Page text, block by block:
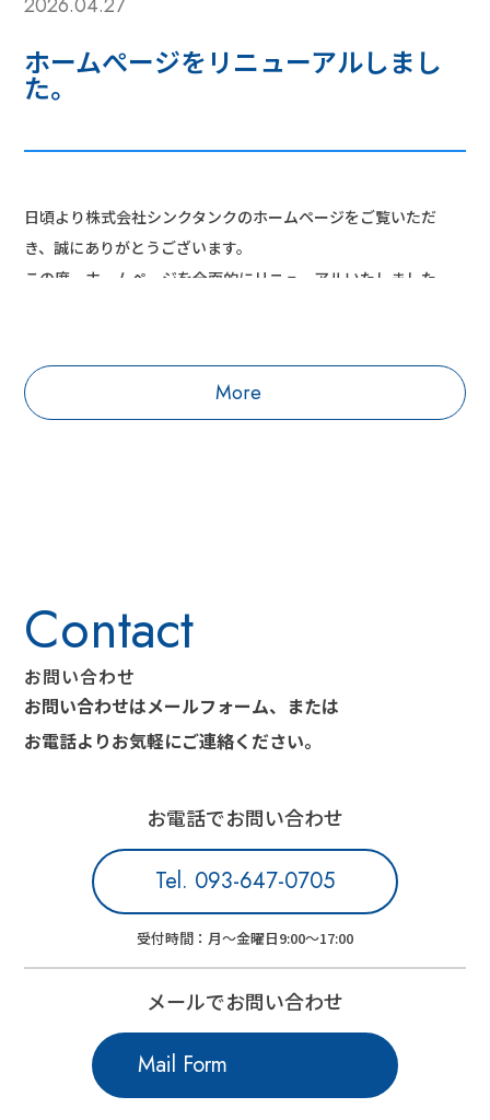
ホームぺージをリニューアルしまし
た。
日頃より株式会社シンクタンクのホームページをご覧いただ
き、誠にありがとうございます。
この度、ホームページを全面的にリニューアルいたしました。
す。
More
お問い合わせ
お問い合わせはメールフォーム、または
お電話よりお気軽にご連絡ください。
お電話でお問い合わせ
Tel. 093-647-0705
受付時間：月～金曜日9:00～17:00
メールでお問い合わせ
Mail Form